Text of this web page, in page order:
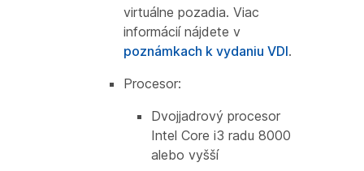
virtuálne pozadia. Viac
informácií nájdete v
poznámkach k vydaniu VDI.
Procesor:
Dvojjadrový procesor
Intel Core i3 radu 8000
alebo vyšší